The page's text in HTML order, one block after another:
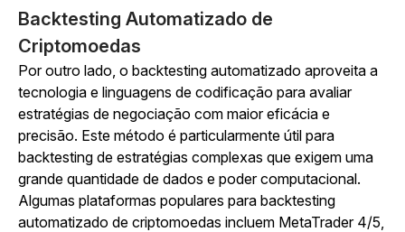
Backtesting Automatizado de
Criptomoedas
Por outro lado, o backtesting automatizado aproveita a
tecnologia e linguagens de codificação para avaliar
estratégias de negociação com maior eficácia e
precisão. Este método é particularmente útil para
backtesting de estratégias complexas que exigem uma
grande quantidade de dados e poder computacional.
Algumas plataformas populares para backtesting
automatizado de criptomoedas incluem MetaTrader 4/5,